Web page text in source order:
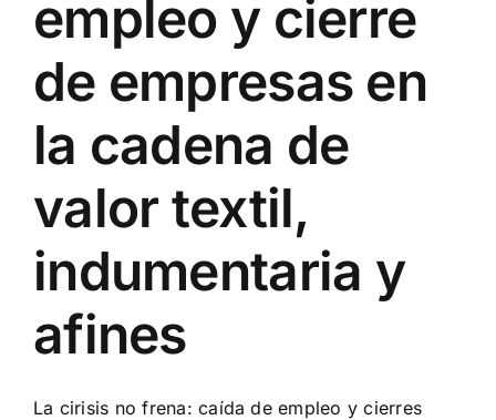
empleo y cierre
de empresas en
la cadena de
valor textil,
indumentaria y
afines
La cirisis no frena: caída de empleo y cierres